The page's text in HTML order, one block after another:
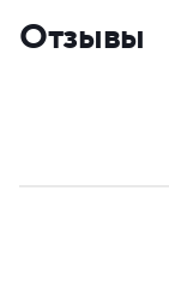
Отзывы